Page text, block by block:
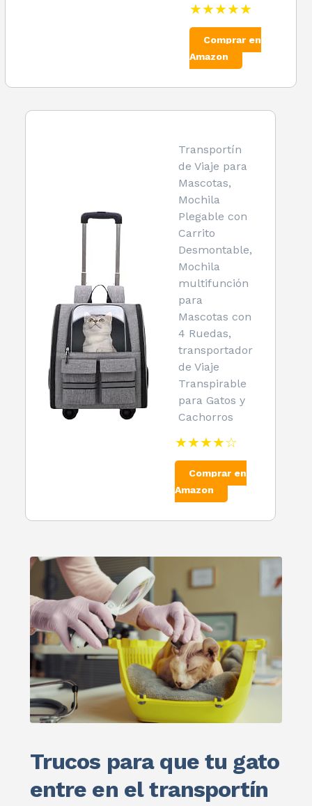
★★★★★
Comprar en
Amazon
Transportín
de Viaje para
Mascotas,
Mochila
Plegable con
Carrito
Desmontable,
Mochila
multifunción
para
Mascotas con
4 Ruedas,
transportador
de Viaje
Transpirable
para Gatos y
Cachorros
★★★★☆
Comprar en
Amazon
Trucos para que tu gato
entre en el transportín